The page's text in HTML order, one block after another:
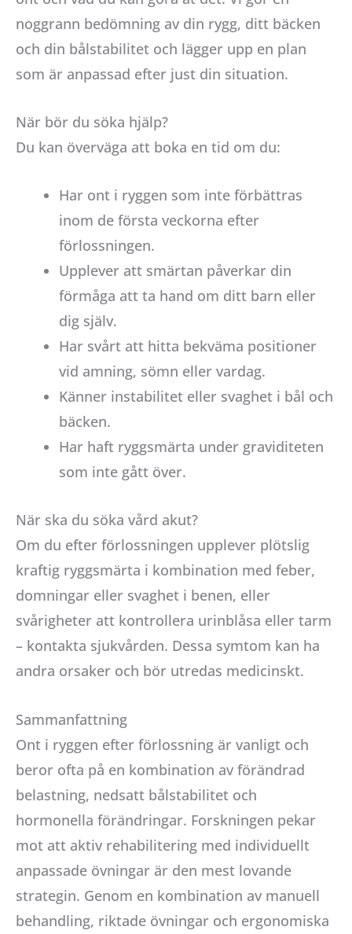
noggrann bedömning av din rygg, ditt bäcken
och din bålstabilitet och lägger upp en plan
som är anpassad efter just din situation.
När bör du söka hjälp?
Du kan överväga att boka en tid om du:
Har ont i ryggen som inte förbättras
inom de första veckorna efter
förlossningen.
Upplever att smärtan påverkar din
förmåga att ta hand om ditt barn eller
dig själv.
Har svårt att hitta bekväma positioner
vid amning, sömn eller vardag.
Känner instabilitet eller svaghet i bål och
bäcken.
Har haft ryggsmärta under graviditeten
som inte gått över.
När ska du söka vård akut?
Om du efter förlossningen upplever plötslig
kraftig ryggsmärta i kombination med feber,
domningar eller svaghet i benen, eller
svårigheter att kontrollera urinblåsa eller tarm
– kontakta sjukvården. Dessa symtom kan ha
andra orsaker och bör utredas medicinskt.
Sammanfattning
Ont i ryggen efter förlossning är vanligt och
beror ofta på en kombination av förändrad
belastning, nedsatt bålstabilitet och
hormonella förändringar. Forskningen pekar
mot att aktiv rehabilitering med individuellt
anpassade övningar är den mest lovande
strategin. Genom en kombination av manuell
behandling, riktade övningar och ergonomiska